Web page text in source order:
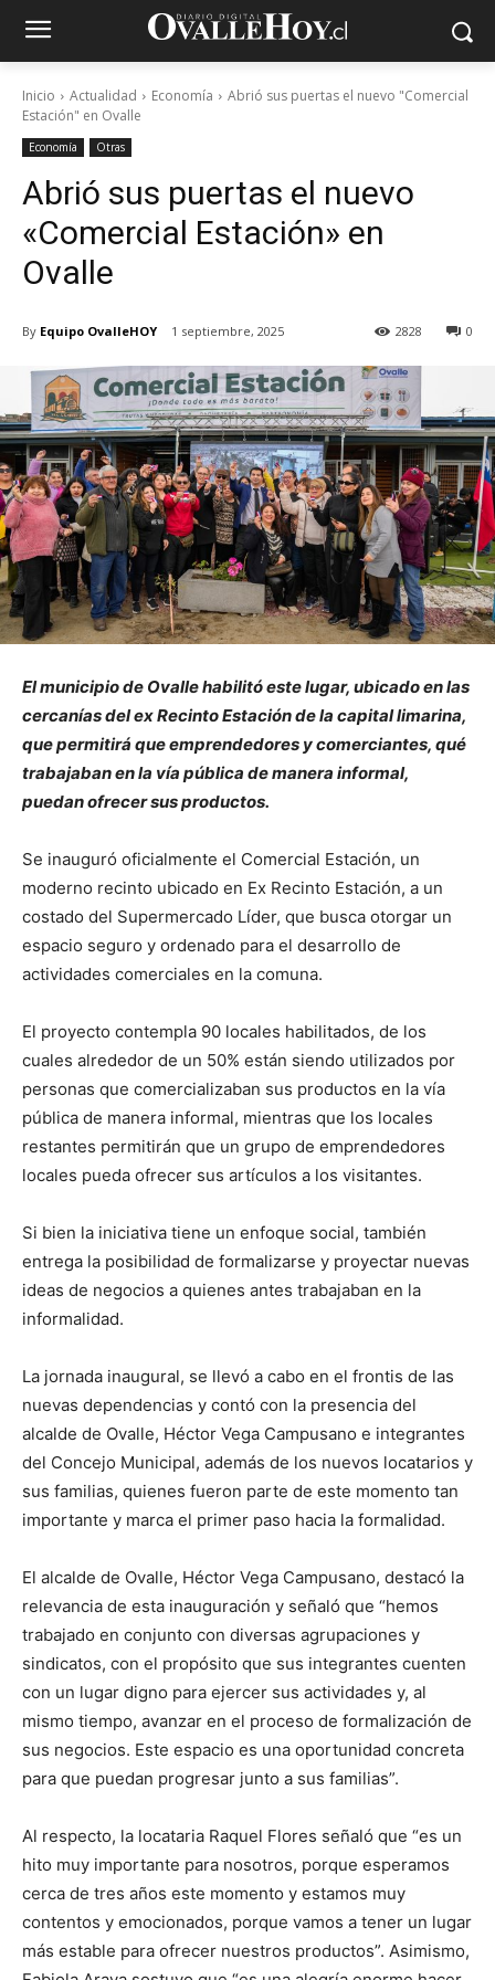
Inicio Actualidad Economía
Abrió sus puertas el nuevo "Comercial
Estación" en Ovalle
Economía Otras
Abrió sus puertas el nuevo
«Comercial Estación» en
Ovalle
By Equipo OvalleHOY 1 septiembre, 2025 0
2828
El municipio de Ovalle habilitó este lugar, ubicado en las
cercanías del ex Recinto Estación de la capital limarina,
que permitirá que emprendedores y comerciantes, qué
trabajaban en la vía pública de manera informal,
puedan ofrecer sus productos.
Se inauguró oficialmente el Comercial Estación, un
moderno recinto ubicado en Ex Recinto Estación, a un
costado del Supermercado Líder, que busca otorgar un
espacio seguro y ordenado para el desarrollo de
actividades comerciales en la comuna.
El proyecto contempla 90 locales habilitados, de los
cuales alrededor de un 50% están siendo utilizados por
personas que comercializaban sus productos en la vía
pública de manera informal, mientras que los locales
restantes permitirán que un grupo de emprendedores
locales pueda ofrecer sus artículos a los visitantes.
Si bien la iniciativa tiene un enfoque social, también
entrega la posibilidad de formalizarse y proyectar nuevas
ideas de negocios a quienes antes trabajaban en la
informalidad.
La jornada inaugural, se llevó a cabo en el frontis de las
nuevas dependencias y contó con la presencia del
alcalde de Ovalle, Héctor Vega Campusano e integrantes
del Concejo Municipal, además de los nuevos locatarios y
sus familias, quienes fueron parte de este momento tan
importante y marca el primer paso hacia la formalidad.
El alcalde de Ovalle, Héctor Vega Campusano, destacó la
relevancia de esta inauguración y señaló que “hemos
trabajado en conjunto con diversas agrupaciones y
sindicatos, con el propósito que sus integrantes cuenten
con un lugar digno para ejercer sus actividades y, al
mismo tiempo, avanzar en el proceso de formalización de
sus negocios. Este espacio es una oportunidad concreta
para que puedan progresar junto a sus familias”.
Al respecto, la locataria Raquel Flores señaló que “es un
hito muy importante para nosotros, porque esperamos
cerca de tres años este momento y estamos muy
contentos y emocionados, porque vamos a tener un lugar
más estable para ofrecer nuestros productos”. Asimismo,